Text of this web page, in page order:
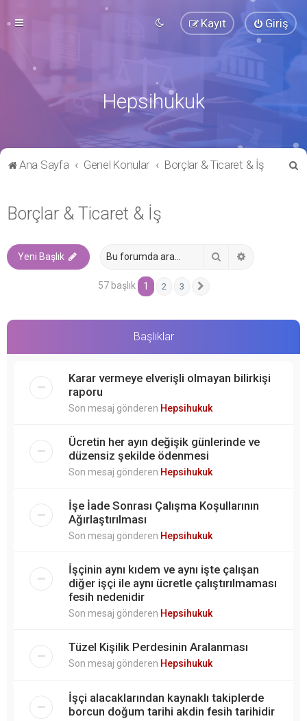
Giriş
Kayıt
Hepsihukuk
Ana Sayfa Genel Konular Borçlar & Ticaret & İş
Borçlar & Ticaret & İş
Yeni Başlık
57 başlık 1 2 3
Başlıklar
Karar vermeye elverişli olmayan bilirkişi
raporu
Son mesaj gönderen Hepsihukuk
Ücretin her ayın değişik günlerinde ve
düzensiz şekilde ödenmesi
Son mesaj gönderen Hepsihukuk
İşe İade Sonrası Çalışma Koşullarının
Ağırlaştırılması
Son mesaj gönderen Hepsihukuk
İşçinin aynı kıdem ve aynı işte çalışan
diğer işçi ile aynı ücretle çalıştırılmaması
fesih nedenidir
Son mesaj gönderen Hepsihukuk
Tüzel Kişilik Perdesinin Aralanması
Son mesaj gönderen Hepsihukuk
İşçi alacaklarından kaynaklı takiplerde
borcun doğum tarihi akdin fesih tarihidir